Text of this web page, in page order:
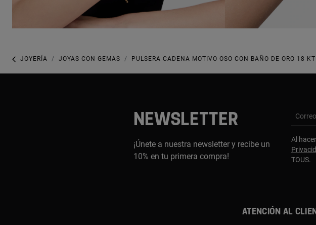
JOYERÍA JOYAS CON GEMAS PULSERA CADENA MOTIVO OSO CON BAÑO DE ORO 18
NEWSLETTER
¡Únete a nuestra newsletter y recibe un
10% en tu primera compra!
Al
TOUS.
Atención al